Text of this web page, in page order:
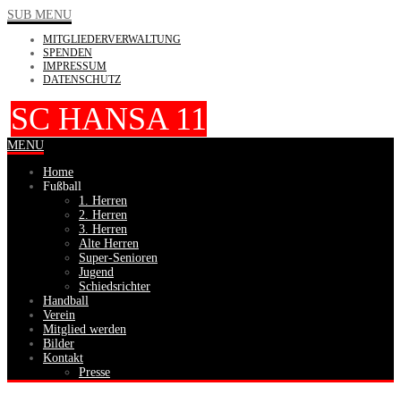
SUB MENU
MITGLIEDERVERWALTUNG
SPENDEN
IMPRESSUM
DATENSCHUTZ
SC HANSA 11
MENU
Home
Fußball
1. Herren
2. Herren
3. Herren
Alte Herren
Super-Senioren
Jugend
Schiedsrichter
Handball
Verein
Mitglied werden
Bilder
Kontakt
Presse